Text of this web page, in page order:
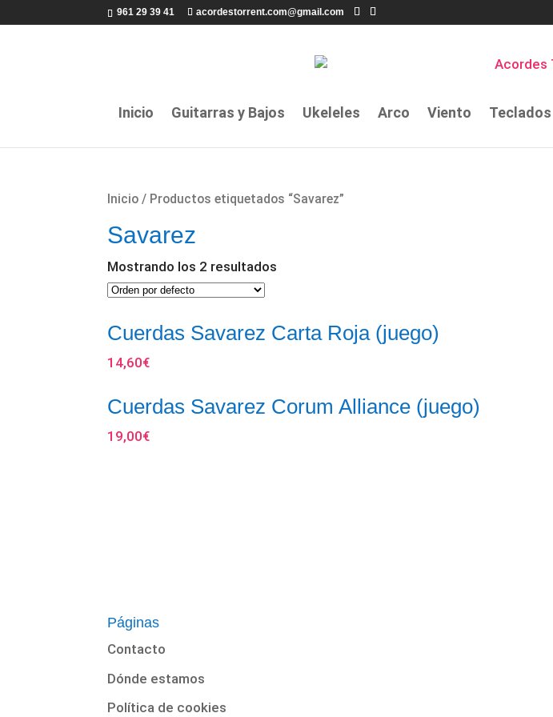
961 29 39 41 acordestorrent.com@gmail.com
Inicio Guitarras y Bajos Ukeleles Arco Viento Teclados
Inicio / Productos etiquetados “Savarez”
Savarez
Mostrando los 2 resultados
Cuerdas Savarez Carta Roja (juego)
14,60€
Cuerdas Savarez Corum Alliance (juego)
19,00€
Páginas
Contacto
Dónde estamos
Política de cookies